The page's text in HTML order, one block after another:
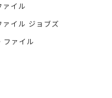
ァイル
ァイル ジョブズ
ファイル